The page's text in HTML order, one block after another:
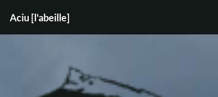
Aciu [l'abeille]